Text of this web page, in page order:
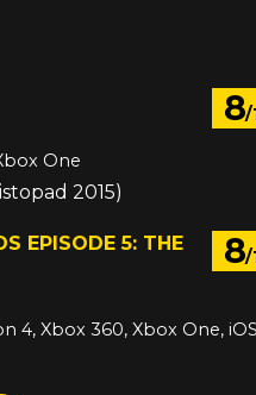
8/
One
2015)
8/
EPISODE 5: THE
4, Xbox 360, Xbox One,